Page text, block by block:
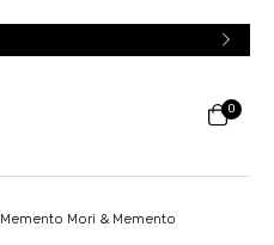
0
Memento Mori & Memento